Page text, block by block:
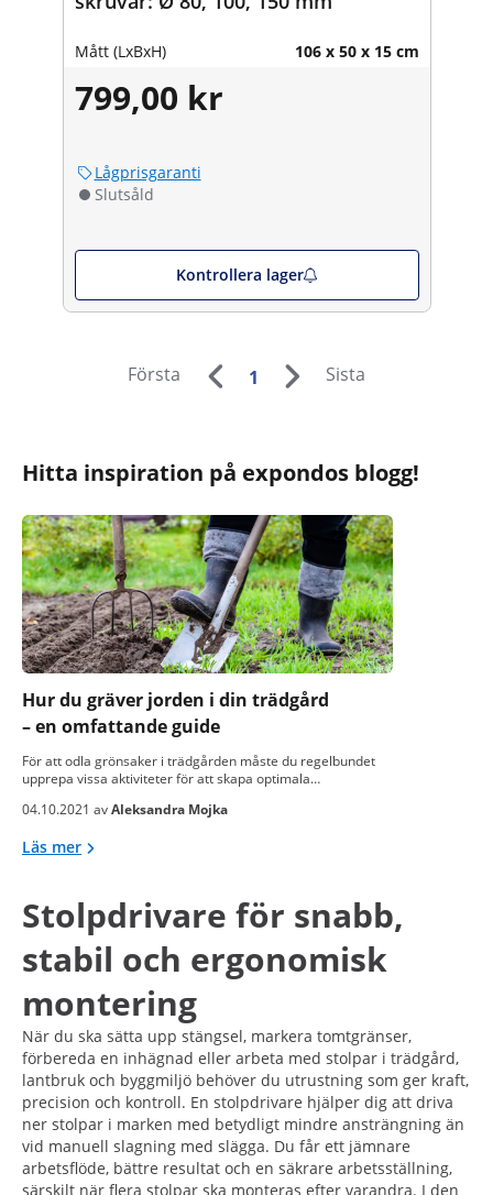
Mått (LxBxH) 106 x 50 x 15 cm
799,00 kr
Lågprisgaranti
Slutsåld
Kontrollera lager
Första 1 Sista
Hitta inspiration på expondos blogg!
Hur du gräver jorden i din trädgård
– en omfattande guide
För att odla grönsaker i trädgården måste du regelbundet
upprepa vissa aktiviteter för att skapa optimala…
04.10.2021 avAleksandra Mojka
Läs mer
Stolpdrivare för snabb,
stabil och ergonomisk
montering
När du ska sätta upp stängsel, markera tomtgränser,
förbereda en inhägnad eller arbeta med stolpar i trädgård,
lantbruk och byggmiljö behöver du utrustning som ger kraft,
precision och kontroll. En stolpdrivare hjälper dig att driva
ner stolpar i marken med betydligt mindre ansträngning än
vid manuell slagning med slägga. Du får ett jämnare
arbetsflöde, bättre resultat och en säkrare arbetsställning,
särskilt när flera stolpar ska monteras efter varandra. I den